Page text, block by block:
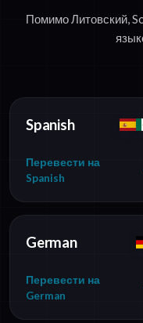
Помимо Литовский,
Spanish
Перевести на
Spanish
German
Перевести на
German